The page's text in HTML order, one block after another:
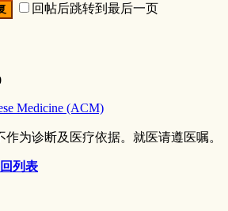
回帖后跳转到最后一页
Medicine (ACM)
为诊断及医疗依据。就医请遵医嘱。
列表